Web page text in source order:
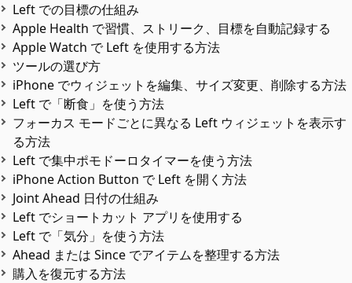
Left での目標の仕組み
Apple Health で習慣、ストリーク、目標を自動記録する
Apple Watch で Left を使用する方法
ツールの選び方
iPhone でウィジェットを編集、サイズ変更、削除する方法
Left で「断食」を使う方法
フォーカス モードごとに異なる Left ウィジェットを表示す
る方法
Left で集中ポモドーロタイマーを使う方法
iPhone Action Button で Left を開く方法
Joint Ahead 日付の仕組み
Left でショートカット アプリを使用する
Left で「気分」を使う方法
Ahead または Since でアイテムを整理する方法
購入を復元する方法